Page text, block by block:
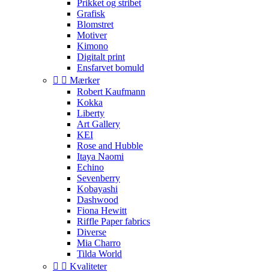
Prikket og stribet
Grafisk
Blomstret
Motiver
Kimono
Digitalt print
Ensfarvet bomuld
  Mærker
Robert Kaufmann
Kokka
Liberty
Art Gallery
KEI
Rose and Hubble
Itaya Naomi
Echino
Sevenberry
Kobayashi
Dashwood
Fiona Hewitt
Riffle Paper fabrics
Diverse
Mia Charro
Tilda World
  Kvaliteter